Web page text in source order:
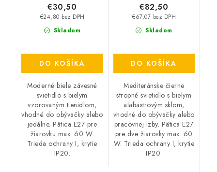
Skladom
€24,80 bez DPH
€30,50
DO KOŠÍKA
Moderné biele závesné
svietidlo s bielym
vzorovaným tienidlom,
vhodné do obývačky alebo
jedálne. Pätica E27 pre
žiarovku max. 60 W.
Trieda ochrany I, krytie
IP20.
Skladom
€67,07 bez DPH
€82,50
DO KOŠÍKA
Mediteránske čierne
stropné svietidlo s bielym
alabastrovým sklom,
vhodné do obývačky alebo
pracovnej izby. Pätica E27
pre dve žiarovky max. 60
W. Trieda ochrany I, krytie
IP20.